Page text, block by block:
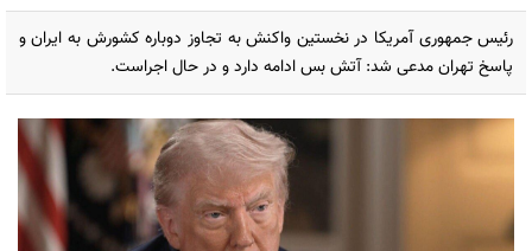
رئیس جمهوری آمریکا در نخستین واکنش به تجاوز دوباره کشورش به ایران و
پاسخ تهران مدعی شد: آتش بس ادامه دارد و در حال اجراست.